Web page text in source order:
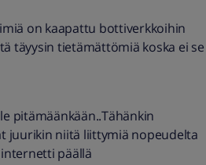
on kaapattu bottiverkkoihin
täyysin tietämättömiä koska ei se
pitämäänkään..Tähänkin
juurikin niitä liittymiä nopeudelta
päällä